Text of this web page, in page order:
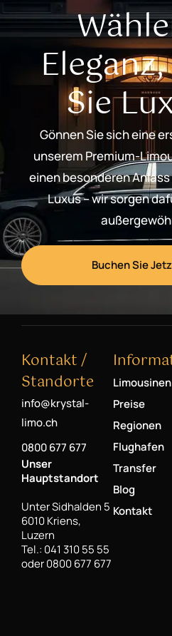
Sie
Gönnen Sie sich eine
unserem Premium-
einen besonderen
Luxus – wir sorgen
Buchen Sie
Kontakt /
Standorte
info@krystal-
limo.ch
0800 677 677
Unser
Hauptstandort
Unter Sidhalden 5
6010 Kriens,
Luzern
Tel.: 041 310 55 55
oder 0800 677 677
Limousinen
Preise
Regionen
Flughafen
Transfer
Blog
Kontakt